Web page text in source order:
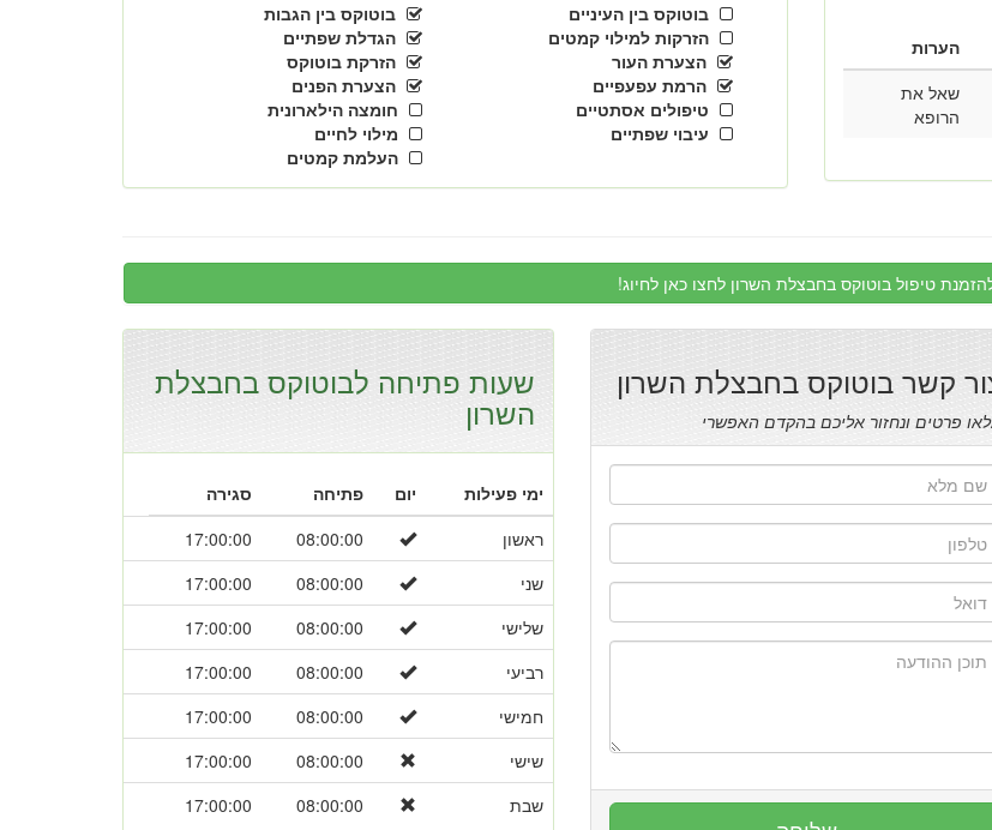
בוטוקס בין הגבות
בוטוקס בין העיניים
הגדלת שפתיים
הזרקות למילוי קמטים
הזרקת בוטוקס
הצערת העור
הצערת הפנים
הרמת עפעפיים
חומצה הילארונית
טיפולים אסתטיים
מילוי לחיים
עיבוי שפתיים
העלמת קמטים
הערות
שאל את
הרופא
טיפול בוטוקס בחבצלת השרון לחצו כאן לחיוג!
שעות פתיחה לבוטוקס בחבצלת
השרון
ימי פעילות יום פתיחה
סגירה
ראשון
08:00:00
17:00:00
שני
08:00:00
17:00:00
שלישי
08:00:00
17:00:00
רביעי
08:00:00
17:00:00
חמישי
08:00:00
17:00:00
שישי
08:00:00
17:00:00
שבת
08:00:00
17:00:00
קשר בוטוקס בחבצלת השרון
פרטים ונחזור אליכם בהקדם האפשרי